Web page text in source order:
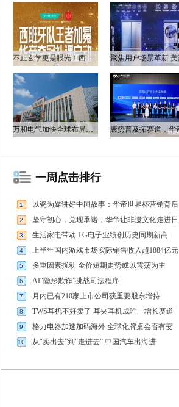
不止玄学更是眼光！西班牙队夺冠，华帝火速官宣启动兑奖福利
万和电气加快全球布局，海外营收占比升至四成
一周点击排行
1 以瓷为媒讲好中国故事：华帝世界杯营销背后
2 坚守初心，兑现承诺，华帝让非遗文化走进日
3 生活家电带动 LG电子业绩创历史同期新高
4 上半年国内游戏市场实际销售收入超1884亿元
5 多重因素扰动 金价短期走势或以震荡为主
6 AI“隐形欺诈”挑战司法程序
7 月内已有210家上市公司获重要股东增持
8 TWS耳机不好卖了 耳夹耳机成唯一增长赛道
9 格力电器加速加码海外 全球化牌桌会否有变
10 从“卖出去”到“走进去” 中国汽车出海进